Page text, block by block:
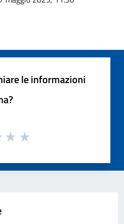
le informazioni